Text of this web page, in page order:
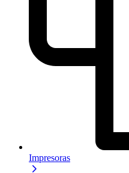
Impresoras